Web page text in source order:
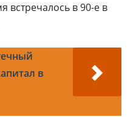
встречалось в 90-е в
в